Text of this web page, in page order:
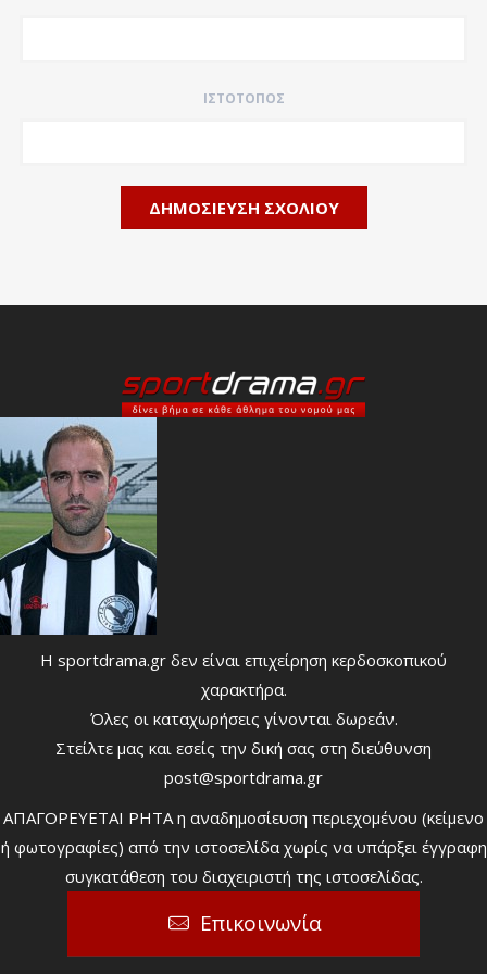
ΙΣΤΌΤΟΠΟΣ
Η sportdrama.gr δεν είναι επιχείρηση κερδοσκοπικού
χαρακτήρα.
Όλες οι καταχωρήσεις γίνονται δωρεάν.
Στείλτε μας και εσείς την δική σας στη διεύθυνση
post@sportdrama.gr
ΑΠΑΓΟΡΕΥΕΤΑΙ ΡΗΤΑ η αναδημοσίευση περιεχομένου (κείμενο
ή φωτογραφίες) από την ιστοσελίδα χωρίς να υπάρξει έγγραφη
συγκατάθεση του διαχειριστή της ιστοσελίδας.
Επικοινωνία